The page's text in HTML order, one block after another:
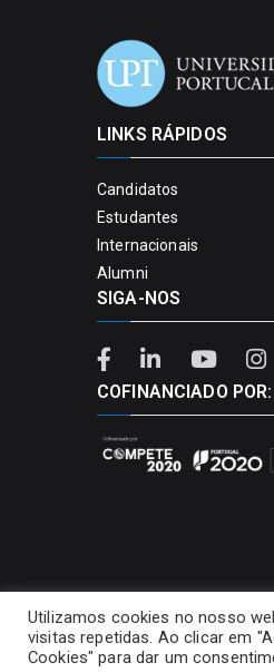
LINKS RÁPIDOS
Candidatos
Estudantes
Internacionais
Alumni
SIGA-NOS
COFINANCIADO POR:
Utilizamos cookies no nosso
visitas repetidas. Ao clicar em
Cookies" para dar um